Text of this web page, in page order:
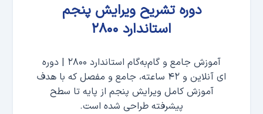
دوره تشریح ویرایش پنجم
استاندارد ۲۸۰۰
آموزش جامع و گام‌به‌گام استاندارد ۲۸۰۰ | دوره
ای آنلاین و ۴۲ ساعته، جامع و مفصل که با هدف
آموزش کامل ویرایش پنجم از پایه تا سطح
پیشرفته طراحی شده است.